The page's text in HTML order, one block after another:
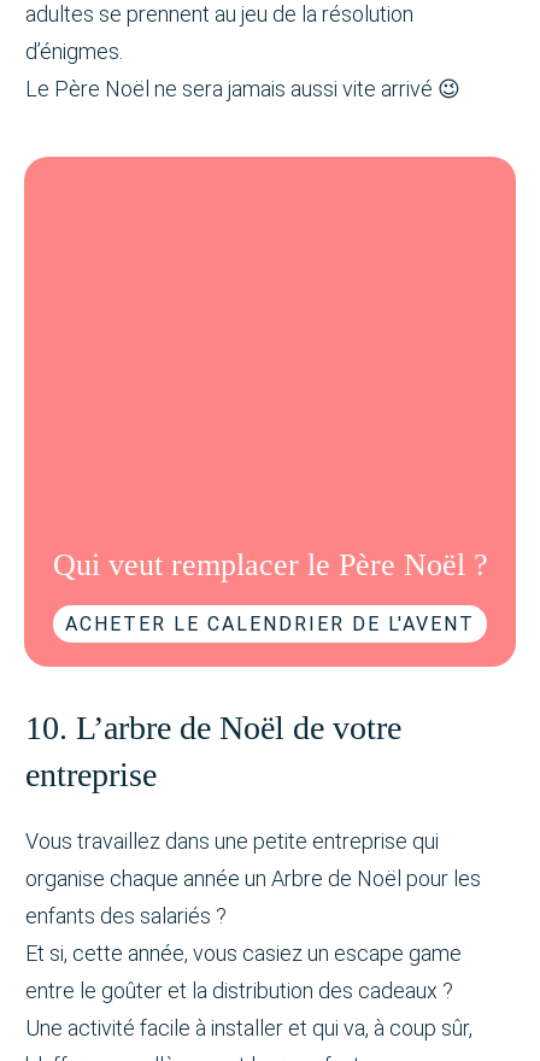
adultes se prennent au jeu de la résolution
d’énigmes.
Le Père Noël ne sera jamais aussi vite arrivé 😉
Qui veut remplacer le Père Noël ?
ACHETER LE CALENDRIER DE L'AVENT
10. L’arbre de Noël de votre
entreprise
Vous travaillez dans une petite entreprise qui
organise chaque année un Arbre de Noël pour les
enfants des salariés ?
Et si, cette année, vous casiez un escape game
entre le goûter et la distribution des cadeaux ?
Une activité facile à installer et qui va, à coup sûr,